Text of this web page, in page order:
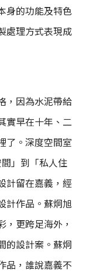
身的功能及特色
處理方式表現成
，因為水泥帶給
實早在十年、二
了。深度空間室
」到「私人住
計留在嘉義，經
計作品。蘇炯旭
，更跨足海外，
的設計案。蘇炯
品，誰說嘉義不